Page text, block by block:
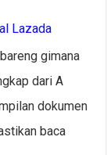
Lazada
gimana
dari A
dokumen
baca